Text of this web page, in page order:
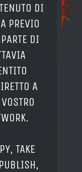
DI
PREVIO
DI
A
TAKE